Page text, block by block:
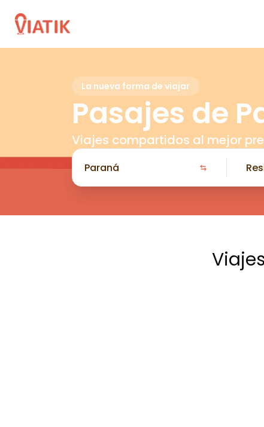
La nueva forma de viajar
Pasajes de
Viajes compartidos al mejor